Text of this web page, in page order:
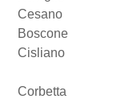
Cesano
Boscone
Cisliano
Corbetta